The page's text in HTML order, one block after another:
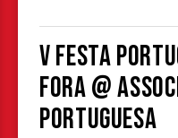
V Festa
Fora @
Portuguesa